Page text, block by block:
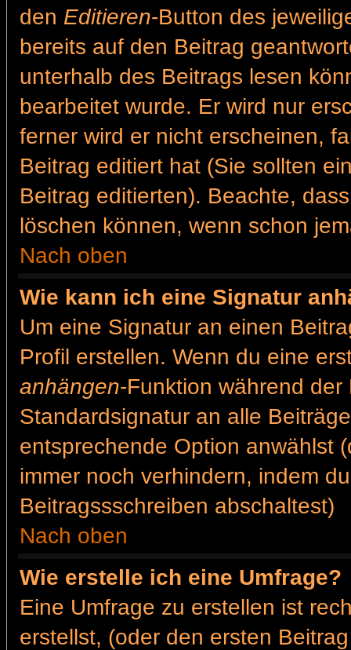
den Editieren-Button des
bereits auf den Beitrag
unterhalb des Beitrags lesen
bearbeitet wurde. Er wird nur
ferner wird er nicht erscheinen,
Beitrag editiert hat (Sie sollten
Beitrag editierten). Beachte,
löschen können, wenn schon
Nach oben
Wie kann ich eine Signatur
Um eine Signatur an einen
Profil erstellen. Wenn du eine
anhängen-Funktion während
Standardsignatur an alle
entsprechende Option anwählst
immer noch verhindern, indem
Beitragssschreiben abschaltest)
Nach oben
Wie erstelle ich eine Umfrage?
Eine Umfrage zu erstellen ist
erstellst, (oder den ersten